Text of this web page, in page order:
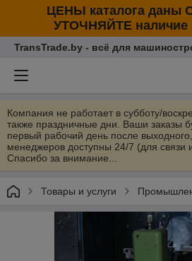
ЦЕНЫ каталога даны
УТОЧНЯЙТЕ наличие
TransTrade.by - всё для
Компания не работает в субботу/
также праздничные дни. Ваши заказы
первый рабочий день после
менеджеров доступны 24/7 (для связи
Спасибо за внимание...
Товары и услуги